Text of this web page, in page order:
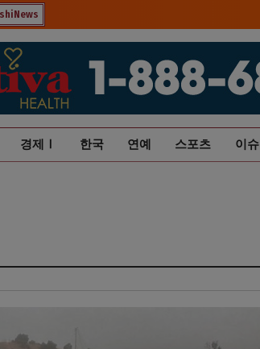
경제Ⅰ 한국 연예 스포츠 이슈